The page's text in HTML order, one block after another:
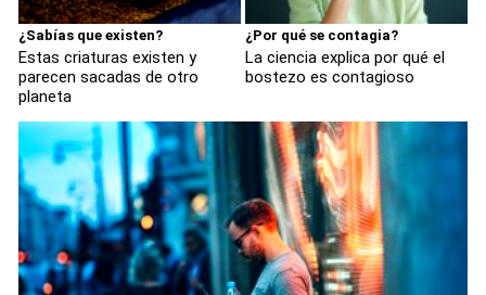
¿Sabías que existen?
Estas criaturas existen y
parecen sacadas de otro
planeta
¿Por qué se contagia?
La ciencia explica por qué el
bostezo es contagioso